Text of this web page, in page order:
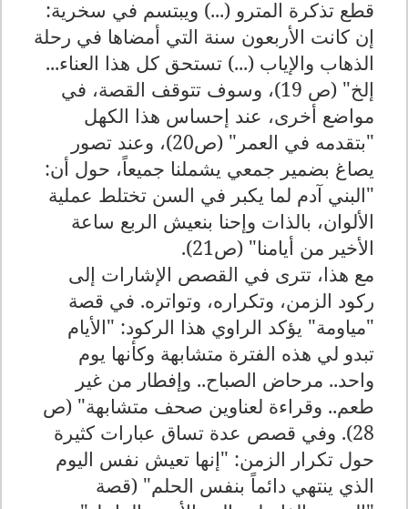
قطع تذكرة المترو (...) ويبتسم في سخرية:
إن كانت الأربعون سنة التي أمضاها في رحلة
الذهاب والإياب (...) تستحق كل هذا العناء...
إلخ" (ص 19)، وسوف تتوقف القصة، في
مواضع أخرى، عند إحساس هذا الكهل
"بتقدمه في العمر" (ص20)، وعند تصور
يصاغ بضمير جمعي يشملنا جميعاً، حول أن:
"البني آدم لما يكبر في السن تختلط عملية
الألوان، بالذات وإحنا بنعيش الربع ساعة
الأخير من أيامنا" (ص21)
.
مع هذا، تترى في القصص الإشارات إلى
ركود الزمن، وتكراره، وتواتره. في قصة
"مياومة" يؤكد الراوي هذا الركود: "الأيام
تبدو لي هذه الفترة متشابهة وكأنها يوم
واحد.. مرحاض الصباح.. وإفطار من غير
طعم.. وقراءة لعناوين صحف متشابهة" (ص
28). وفي قصص عدة تساق عبارات كثيرة
حول تكرار الزمن: "إنها تعيش نفس اليوم
الذي ينتهي دائماً بنفس الحلم" (قصة